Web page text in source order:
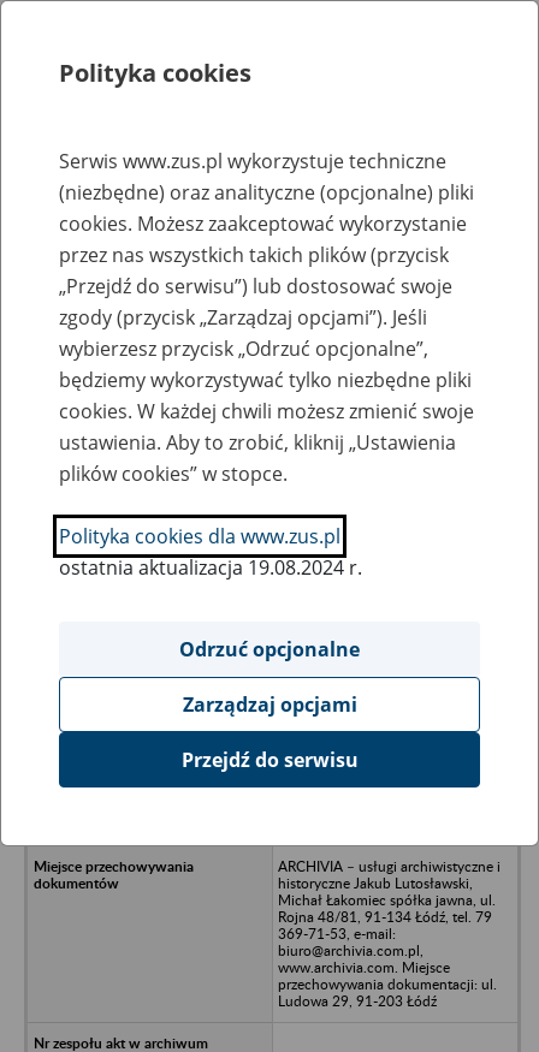
Rejestry, ewidencje i archiwa
Baza zlikwidowanych lub
przekształconych zakładów pracy
Nazwa zakładu pracy:
SZUKAJ
Ukryj wszystkie pozycje bazy
Zakład Wylęgu Drobiu w
ARCHIVIA – usługi archiwistyczne i
historyczne Jakub Lutosławski,
Michał Łakomiec spółka jawna, ul.
Rojna 48/81, 91-134 Łódź, tel. 79
369-71-53, e-mail:
biuro@archivia.com.pl,
www.archivia.com. Miejsce
przechowywania dokumentacji: ul.
Ludowa 29, 91-203 Łódź
Polityka cookies
Serwis www.zus.pl wykorzystuje techniczne
(niezbędne) oraz analityczne (opcjonalne) pliki
cookies. Możesz zaakceptować wykorzystanie
przez nas wszystkich takich plików (przycisk
„Przejdź do serwisu”) lub dostosować swoje
zgody (przycisk „Zarządzaj opcjami”). Jeśli
wybierzesz przycisk „Odrzuć opcjonalne”,
będziemy wykorzystywać tylko niezbędne pliki
cookies. W każdej chwili możesz zmienić swoje
ustawienia. Aby to zrobić, kliknij „Ustawienia
plików cookies” w stopce.
Polityka cookies dla www.zus.pl
ostatnia aktualizacja 19.08.2024 r.
Odrzuć opcjonalne
Zarządzaj opcjami
Przejdź do serwisu